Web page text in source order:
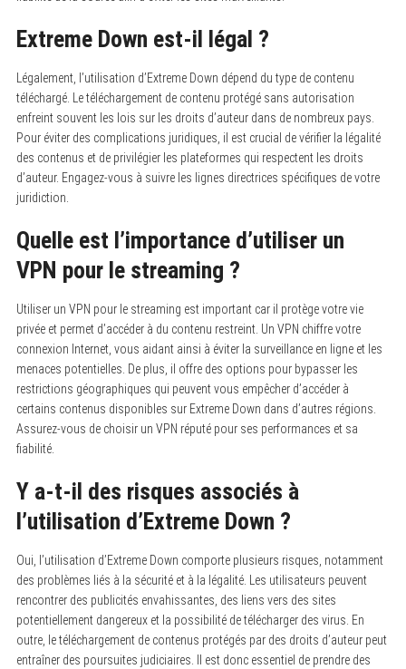
Extreme Down est-il légal ?
Légalement, l’utilisation d’Extreme Down dépend du type de contenu
téléchargé.
Le téléchargement de contenu protégé sans autorisation
enfreint souvent les lois sur les droits d’auteur dans de nombreux pays.
Pour éviter des complications juridiques, il est crucial de vérifier la légalité
des contenus et de privilégier les plateformes qui respectent les droits
d’auteur. Engagez-vous à suivre les lignes directrices spécifiques de votre
juridiction.
Quelle est l’importance d’utiliser un
VPN pour le streaming ?
Utiliser un VPN pour le streaming est important car il protège votre vie
privée et permet d’accéder à du contenu restreint. Un VPN chiffre votre
connexion Internet, vous aidant ainsi à éviter la surveillance en ligne et les
menaces potentielles. De plus, il offre des options pour bypasser les
restrictions géographiques qui peuvent vous empêcher d’accéder à
certains contenus disponibles sur Extreme Down dans d’autres régions.
Assurez-vous de choisir un VPN réputé pour ses performances et sa
fiabilité.
Y a-t-il des risques associés à
l’utilisation d’Extreme Down ?
Oui, l’utilisation d’Extreme Down comporte plusieurs risques, notamment
des problèmes liés à la sécurité et à la légalité.
Les utilisateurs peuvent
rencontrer des publicités envahissantes, des liens vers des sites
potentiellement dangereux et la possibilité de télécharger des virus. En
outre, le téléchargement de contenus protégés par des droits d’auteur peut
entraîner des poursuites judiciaires. Il est donc essentiel de prendre des